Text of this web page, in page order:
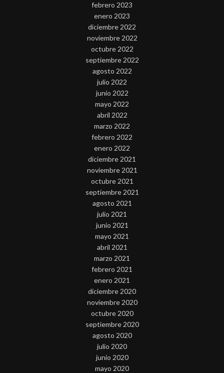
febrero 2023
enero 2023
diciembre 2022
noviembre 2022
octubre 2022
septiembre 2022
agosto 2022
julio 2022
junio 2022
mayo 2022
abril 2022
marzo 2022
febrero 2022
enero 2022
diciembre 2021
noviembre 2021
octubre 2021
septiembre 2021
agosto 2021
julio 2021
junio 2021
mayo 2021
abril 2021
marzo 2021
febrero 2021
enero 2021
diciembre 2020
noviembre 2020
octubre 2020
septiembre 2020
agosto 2020
julio 2020
junio 2020
mayo 2020